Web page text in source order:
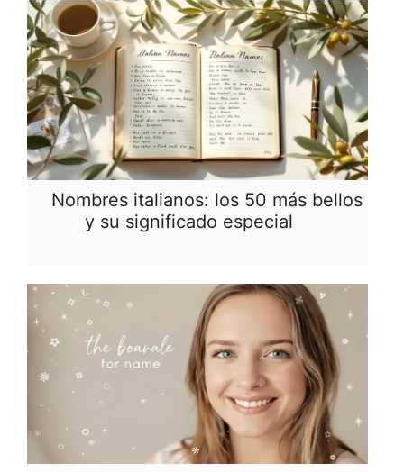
Nombres italianos: los 50 más bellos
y su significado especial